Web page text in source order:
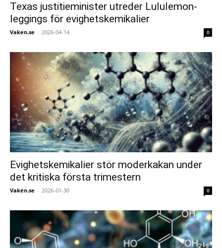
Texas justitieminister utreder Lululemon-
leggings för evighetskemikalier
Vaken.se - 2026-04-14 0
Evighetskemikalier stör moderkakan under
det kritiska första trimestern
Vaken.se - 2026-01-30 0